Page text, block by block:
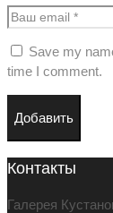
Save my
time I comment.
Контакты
Галерея